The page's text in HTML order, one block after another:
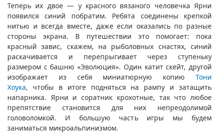
Теперь их двое — у красного вязаного человечка Ярни
появился синий побратим. Ребята соединены крепкой
нитью и всегда вместе, даже если оказались по разные
стороны экрана. В путешествии это помогает: пока
красный завис, скажем, на рыболовных снастях, синий
раскачивается и перепрыгивает через ступеньку
размером с башню «Эволюция». Один катит скейт, другой
изображает из себя миниатюрную копию Тони
Хоука, чтобы в итоге подняться на рампу и затащить
напарника. Ярни и соратник крохотные, так что любое
препятствие становится для них непреодолимой
головоломкой. И большую часть игры мы будем
заниматься микроальпинизмом.